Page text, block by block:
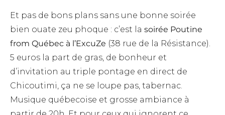
Et pas de bons plans sans une bonne soirée
bien ouate zeu phoque : c’est la soirée Poutine
from Québec à l’ExcuZe (38 rue de la Résistance).
5 euros la part de gras, de bonheur et
d’invitation au triple pontage en direct de
Chicoutimi, ça ne se loupe pas, tabernac.
Musique québecoise et grosse ambiance à